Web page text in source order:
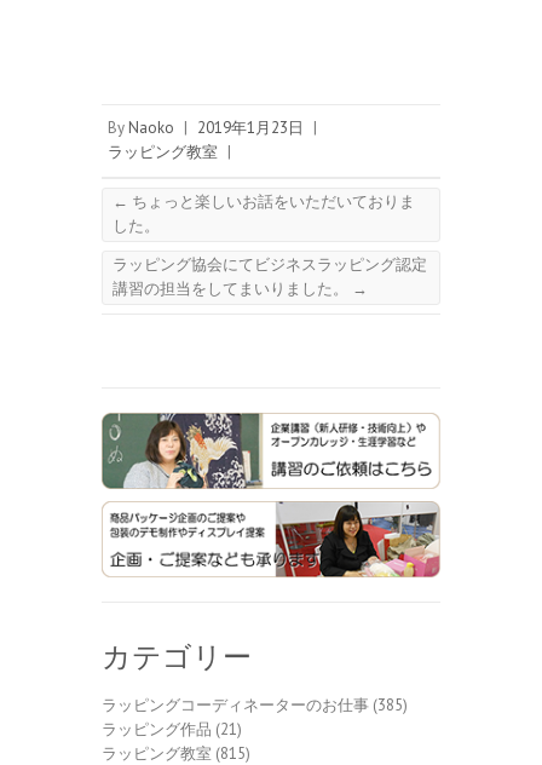
By Naoko | 2019年1月23日
|
ラッピング教室 |
← ちょっと楽しいお話をいただいておりま
した。
ラッピング協会にてビジネスラッピング認定
講習の担当をしてまいりました。
→
カテゴリー
ラッピングコーディネーターのお仕事 (385)
ラッピング作品 (21)
ラッピング教室 (815)